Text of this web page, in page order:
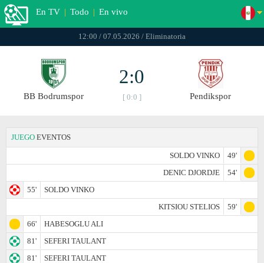
En TV | Todo | En vivo
12:00 / 07.05.2026 / Eliminatoria
BB Bodrumspor
2:0
[ 0:0 ] Pendikspor
JUEGO EVENTOS
SOLDO VINKO
49'
DENIC DJORDJE
54'
55'
SOLDO VINKO
KITSIOU STELIOS
59'
66'
HABESOGLU ALI
81'
SEFERI TAULANT
81'
SEFERI TAULANT